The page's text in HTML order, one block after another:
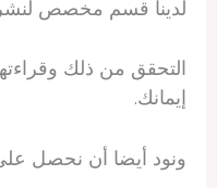
لدينا قسم مخصص لنشر
التحقق من ذلك
إيمانك.
ونود أيضا أن نحصل